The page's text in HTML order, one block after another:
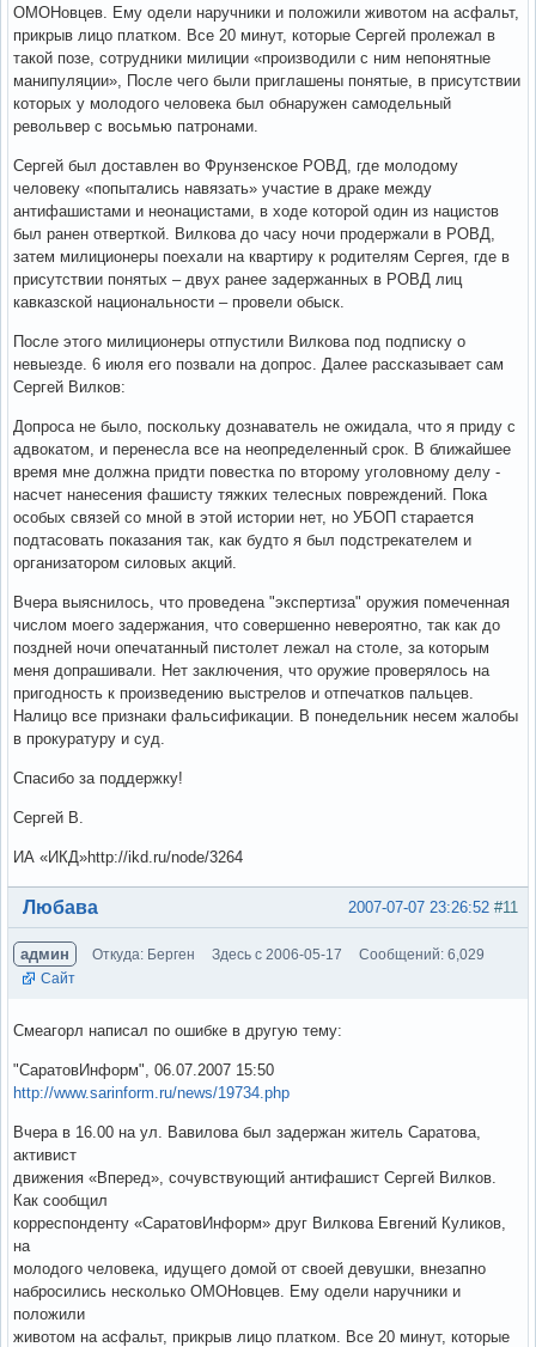
ОМОНовцев. Ему одели наручники и положили животом на асфальт,
прикрыв лицо платком. Все 20 минут, которые Сергей пролежал в
такой позе, сотрудники милиции «производили с ним непонятные
манипуляции», После чего были приглашены понятые, в присутствии
которых у молодого человека был обнаружен самодельный
револьвер с восьмью патронами.
Сергей был доставлен во Фрунзенское РОВД, где молодому
человеку «попытались навязать» участие в драке между
антифашистами и неонацистами, в ходе которой один из нацистов
был ранен отверткой. Вилкова до часу ночи продержали в РОВД,
затем милиционеры поехали на квартиру к родителям Сергея, где в
присутствии понятых – двух ранее задержанных в РОВД лиц
кавказской национальности – провели обыск.
После этого милиционеры отпустили Вилкова под подписку о
невыезде. 6 июля его позвали на допрос. Далее рассказывает сам
Сергей Вилков:
Допроса не было, поскольку дознаватель не ожидала, что я приду с
адвокатом, и перенесла все на неопределенный срок. В ближайшее
время мне должна придти повестка по второму уголовному делу -
насчет нанесения фашисту тяжких телесных повреждений. Пока
особых связей со мной в этой истории нет, но УБОП старается
подтасовать показания так, как будто я был подстрекателем и
организатором силовых акций.
Вчера выяснилось, что проведена "экспертиза" оружия помеченная
числом моего задержания, что совершенно невероятно, так как до
поздней ночи опечатанный пистолет лежал на столе, за которым
меня допрашивали. Нет заключения, что оружие проверялось на
пригодность к произведению выстрелов и отпечатков пальцев.
Налицо все признаки фальсификации. В понедельник несем жалобы
в прокуратуру и суд.
Спасибо за поддержку!
Сергей В.
ИА «ИКД»http://ikd.ru/node/3264
Вне форума #11
2007-07-07 23:26:52
Любава
админ Откуда: Берген Здесь с 2006-05-17
Сообщений: 6,029
Сайт
Смеагорл написал по ошибке в другую тему:
"СаратовИнформ", 06.07.2007 15:50
http://www.sarinform.ru/news/19734.php
Вчера в 16.00 на ул. Вавилова был задержан житель Саратова,
активист
движения «Вперед», сочувствующий антифашист Сергей Вилков.
Как сообщил
корреспонденту «СаратовИнформ» друг Вилкова Евгений Куликов,
на
молодого человека, идущего домой от своей девушки, внезапно
набросились несколько ОМОНовцев. Ему одели наручники и
положили
животом на асфальт, прикрыв лицо платком. Все 20 минут, которые